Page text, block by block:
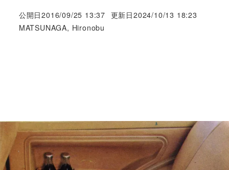
公開日2016/09/25 13:37 更新日2024/10/13 18:23
著
MATSUNAGA, Hironobu